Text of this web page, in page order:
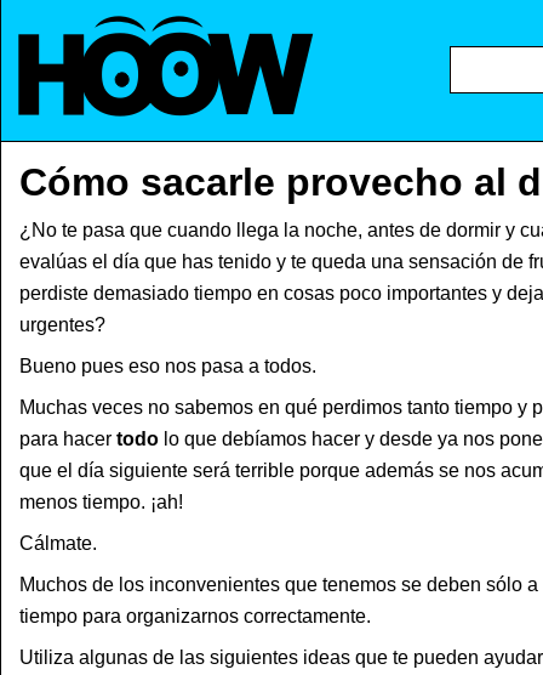
Cómo sacarle provecho al
¿No te pasa que cuando llega la noche, antes de dormir y
evalúas el día que has tenido y te queda una sensación de
perdiste demasiado tiempo en cosas poco importantes y
urgentes?
Bueno pues eso nos pasa a todos.
Muchas veces no sabemos en qué perdimos tanto tiempo y
para hacer todo lo que debíamos hacer y desde ya nos
que el día siguiente será terrible porque además se nos
menos tiempo. ¡ah!
Cálmate.
Muchos de los inconvenientes que tenemos se deben sólo
tiempo para organizarnos correctamente.
Utiliza algunas de las siguientes ideas que te pueden